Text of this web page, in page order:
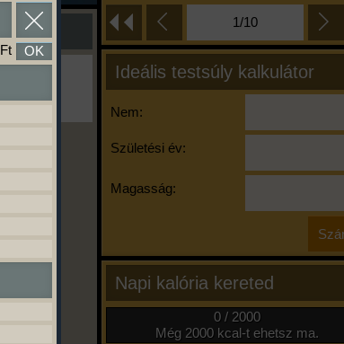
1/10
Ideális testsúly kalkulátor
Nem:
Születési év:
Magasság:
Napi kalória kereted
0 / 2000
Még 2000 kcal-t ehetsz ma.
többet,
funkció.
Ft OK